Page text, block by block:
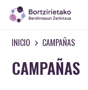
INICIO CAMPAÑAS
CAMPAÑAS